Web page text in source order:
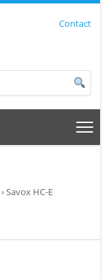
Contact
› Savox HC-E